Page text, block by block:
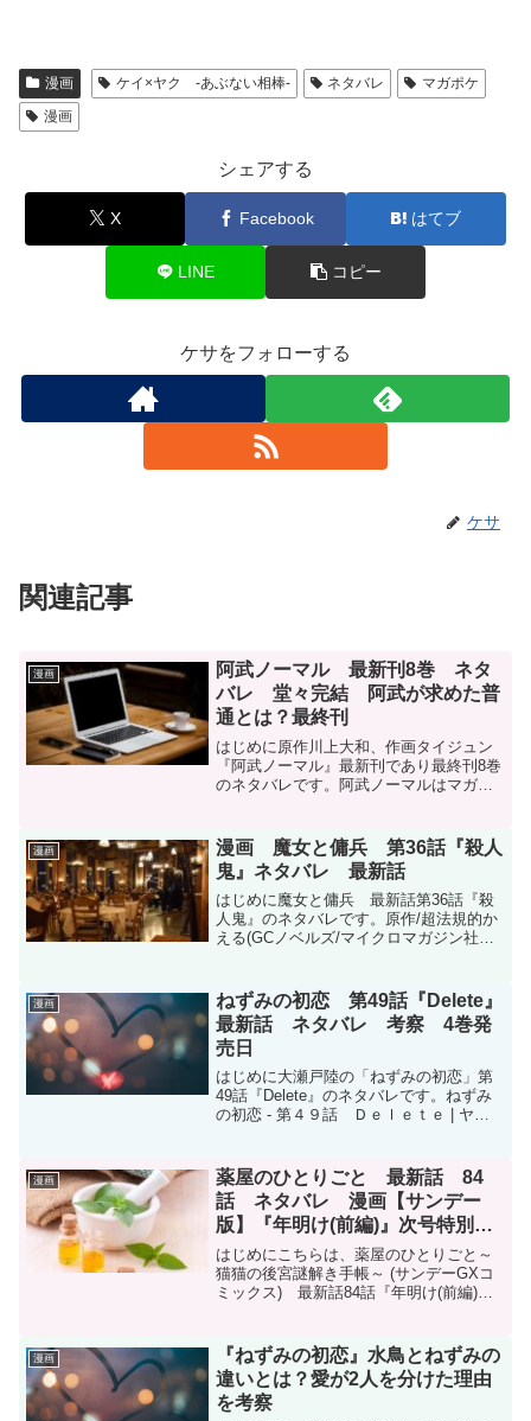
漫画 ケイ×ヤク ‐あぶない相棒‐ ネタバレ
マガポケ
漫画
シェアする
X Facebook はてブ
LINE コピー
ケサをフォローする
ケサ
関連記事
漫画
阿武ノーマル 最新刊8巻 ネタ
バレ 堂々完結 阿武が求めた普
通とは？最終刊
はじめに原作川上大和、作画タイジュン
『阿武ノーマル』最新刊であり最終刊8巻
のネタバレです。阿武ノーマルはマガポ
詳しい方法はこちら↓『阿武ノーマル』を
読むならDMMブック...
漫画
漫画 魔女と傭兵 第36話『殺人
鬼』ネタバレ 最新話
はじめに魔女と傭兵 最新話第36話『殺
人鬼』のネタバレです。原作/超法規的か
える(GCノベルズ/マイクロマガジン社刊)
(GCノベルズ/マイクロマガジン社刊) ...
漫画
ねずみの初恋 第49話『Delete』
最新話 ネタバレ 考察 4巻発
売日
はじめに大瀬戸陸の「ねずみの初恋」第
49話『Delete』のネタバレです。ねずみ
の初恋 - 第４９話 Ｄｅｌｅｔｅ | ヤン
マガポケ(アプリ)で全...
漫画
薬屋のひとりごと 最新話 84
話 ネタバレ 漫画【サンデー
版】『年明け(前編)』次号特別付
録
はじめにこちらは、薬屋のひとりごと～
猫猫の後宮謎解き手帳～ (サンデーGXコ
ミックス) 最新話84話『年明け(前編)』
を買うならDMMブックスがおすすめ漫
画・コ...
漫画
『ねずみの初恋』水鳥とねずみの
違いとは？愛が2人を分けた理由
を考察